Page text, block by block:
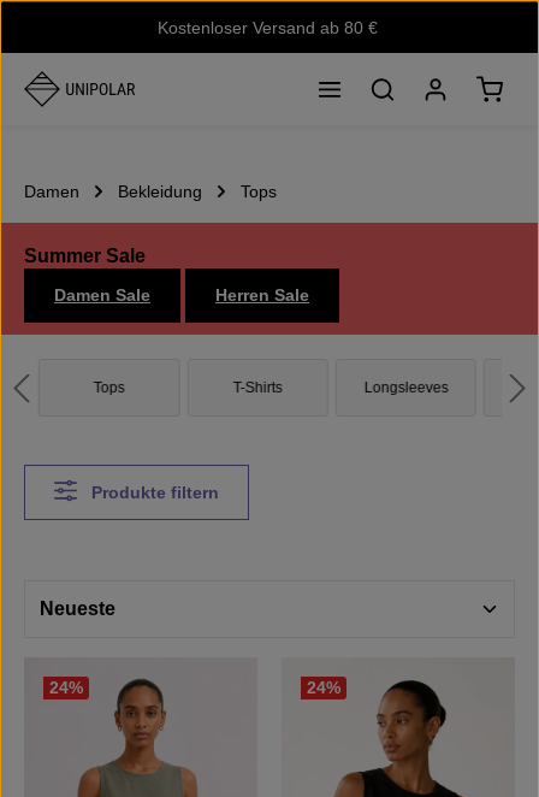
Zum Hauptinhalt springenKostenloser Versand ab 80 €
Damen Bekleidung Tops
Summer Sale
Damen Sale Herren Sale
Tops T-Shirts Longsleeves
Produkte filtern
24% 24%